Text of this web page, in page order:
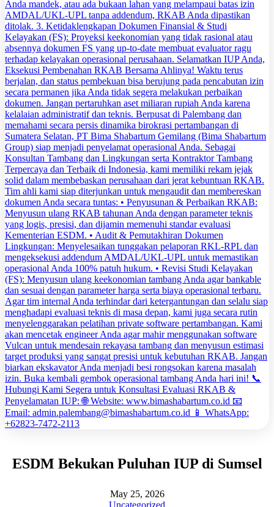
ESDM Bekukan Puluhan IUP di Sumsel
May 25, 2026
Uncategorized